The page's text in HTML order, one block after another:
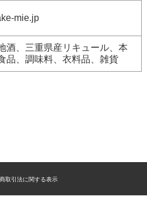
mie.jp
酒、三重県産リキュール、本
品、調味料、衣料品、雑貨
取引法に関する表示